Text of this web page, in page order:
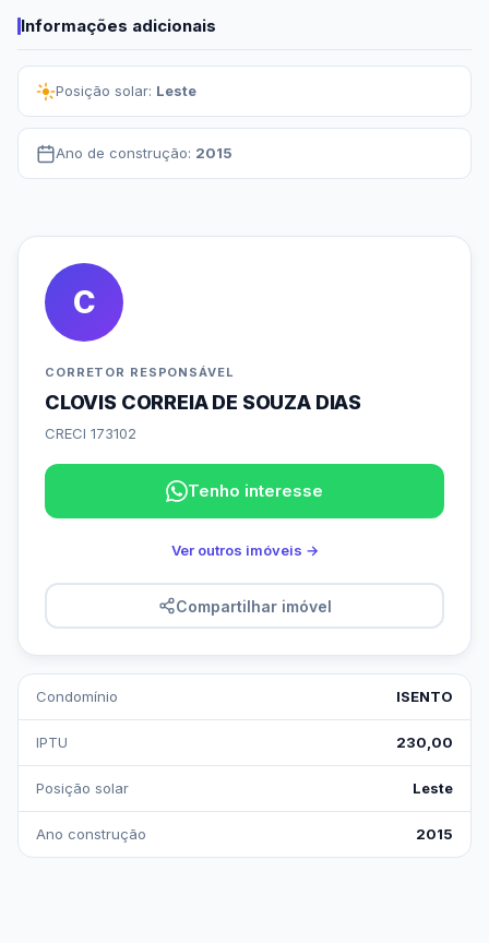
Informações adicionais
Posição solar: Leste
Ano de construção: 2015
C
CORRETOR RESPONSÁVEL
CLOVIS CORREIA DE SOUZA DIAS
CRECI 173102
Tenho interesse
Ver outros imóveis →
Compartilhar imóvel
Condomínio ISENTO
IPTU 230,00
Posição solar Leste
Ano construção 2015